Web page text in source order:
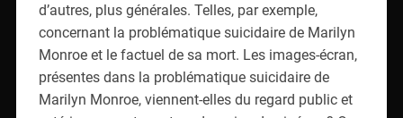
d’autres, plus générales. Telles, par exemple,
concernant la problématique suicidaire de Marilyn
Monroe et le factuel de sa mort. Les images-écran,
présentes dans la problématique suicidaire de
Marilyn Monroe, viennent-elles du regard public et